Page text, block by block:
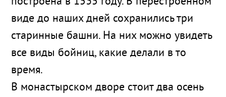
виде до наших дней сохранились три
старинные башни. На них можно увидеть
все виды бойниц, какие делали в то
время.
В монастырском дворе стоит два осень